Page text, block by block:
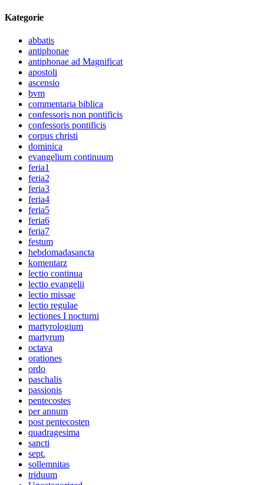
Kategorie
abbatis
antiphonae
antiphonae ad Magnificat
apostoli
ascensio
bvm
commentaria biblica
confessoris non pontificis
confessoris pontificis
corpus christi
dominica
evangelium continuum
feria1
feria2
feria3
feria4
feria5
feria6
feria7
festum
hebdomadasancta
komentarz
lectio continua
lectio evangelii
lectio missae
lectio regulae
lectiones I nocturni
martyrologium
martyrum
octava
orationes
ordo
paschalis
passionis
pentecostes
per annum
post pentecosten
quadragesima
sancti
sept.
sollemnitas
triduum